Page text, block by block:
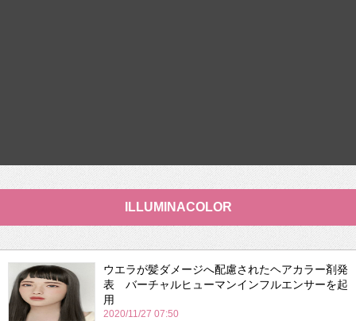
ILLUMINACOLOR
ウエラが髪ダメージへ配慮されたヘアカラー剤発
表 バーチャルヒューマンインフルエンサーを起
用
2020/11/27 07:50